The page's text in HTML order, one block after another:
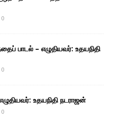
0
பாடல் – எழுதியவர்: உதயநிதி
0
உதயநிதி நடராஜன்
0